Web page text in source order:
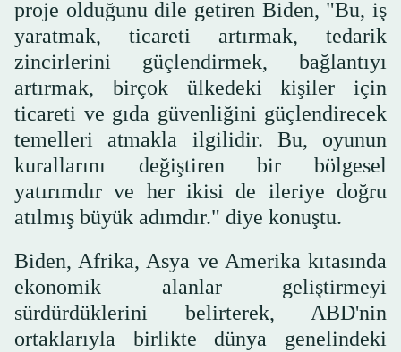
proje olduğunu dile getiren Biden, "Bu, iş
yaratmak, ticareti artırmak, tedarik
zincirlerini güçlendirmek, bağlantıyı
artırmak, birçok ülkedeki kişiler için
ticareti ve gıda güvenliğini güçlendirecek
temelleri atmakla ilgilidir. Bu, oyunun
kurallarını değiştiren bir bölgesel
yatırımdır ve her ikisi de ileriye doğru
atılmış büyük adımdır." diye konuştu.
Biden, Afrika, Asya ve Amerika kıtasında
ekonomik alanlar geliştirmeyi
sürdürdüklerini belirterek, ABD'nin
ortaklarıyla birlikte dünya genelindeki